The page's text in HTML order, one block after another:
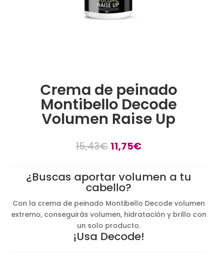
Crema de peinado
Montibello Decode
Volumen Raise Up
15,43€ El
era:
15,43€.
11,75€El
es:
¿Buscas aportar volumen a tu
cabello?
Con la crema de peinado Montibello Decode volumen
extremo, conseguirás volumen, hidratación y brillo con
un solo producto.
¡Usa Decode!